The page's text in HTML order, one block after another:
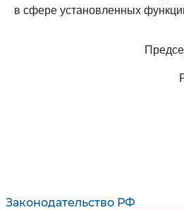
Законодательство РФ
в сфере установленных